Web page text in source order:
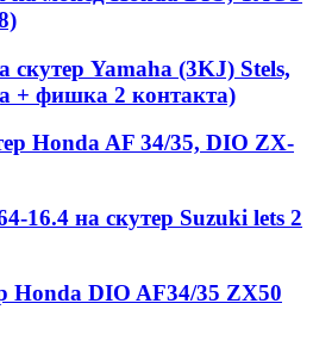
Yamaha (3KJ) Stels,
+ фишка 2 контакта)
Honda AF 34/35, DIO ZX-
16.4 на скутер Suzuki lets 2
Honda DIO AF34/35 ZX50